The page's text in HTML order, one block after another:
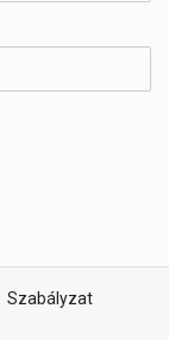
Szabályzat